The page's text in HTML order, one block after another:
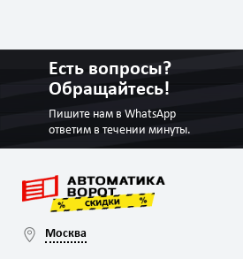
Есть вопросы?
Обращайтесь!
Пишите нам в WhatsApp
ответим в течении минуты.
Москва